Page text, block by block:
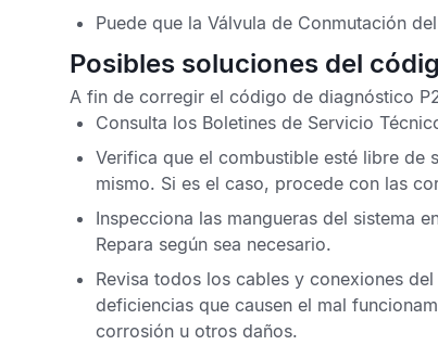
Puede que la Válvula de Conmutación del
Posibles soluciones del
A fin de corregir el código de diagnóstico
Consulta los Boletines de Servicio
Verifica que el combustible esté libre de
mismo. Si es el caso, procede con las
Inspecciona las mangueras del sistema
Repara según sea necesario.
Revisa todos los cables y conexiones
deficiencias que causen el mal
corrosión u otros daños.